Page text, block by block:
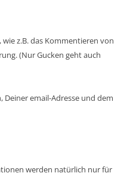
wie z.B. das Kommentieren von
(Nur Gucken geht auch
email-Adresse und dem
werden natürlich nur für